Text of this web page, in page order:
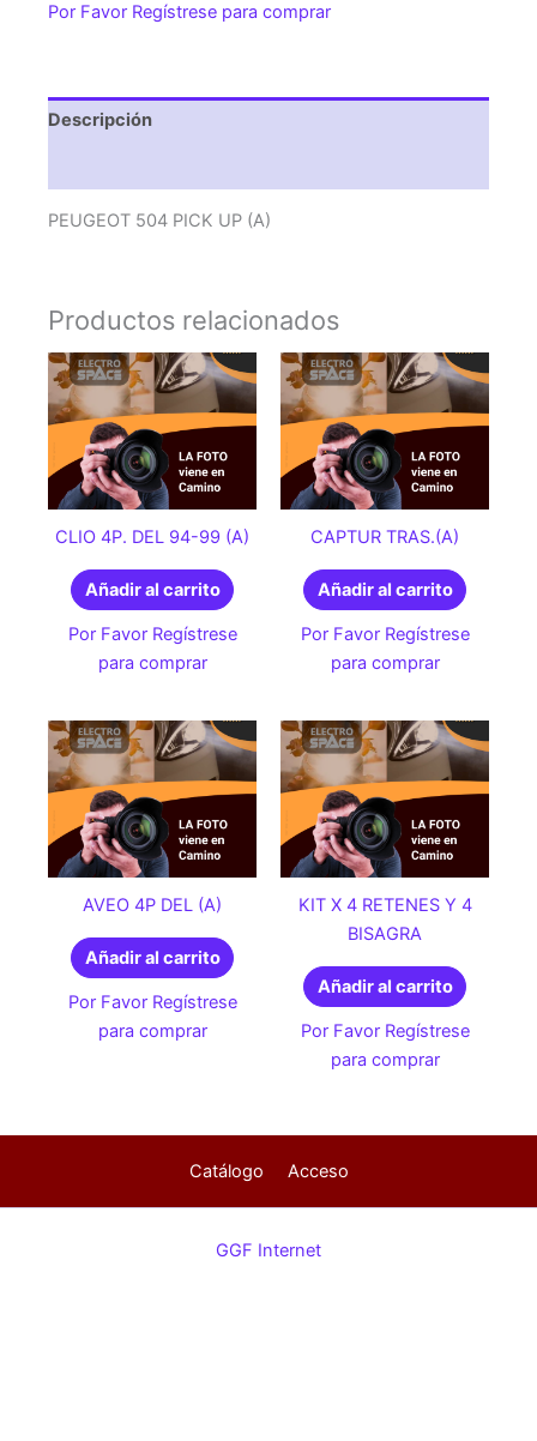
Por Favor Regístrese para comprar
Descripción
PEUGEOT 504 PICK UP (A)
Productos relacionados
CLIO 4P. DEL 94-99 (A)
Añadir al carrito
Por Favor Regístrese
para comprar
CAPTUR TRAS.(A)
Añadir al carrito
Por Favor Regístrese
para comprar
AVEO 4P DEL (A)
Añadir al carrito
Por Favor Regístrese
para comprar
KIT X 4 RETENES Y 4
BISAGRA
Añadir al carrito
Por Favor Regístrese
para comprar
Catálogo Acceso
GGF Internet